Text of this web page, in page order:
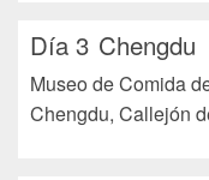
Día 3 Chengdu
Museo de Comida
Chengdu, Callejón